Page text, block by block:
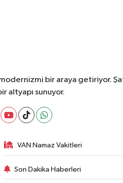
bir araya getiriyor.
altyapı sunuyor.
VAN Namaz Vakitleri
Son Dakika Haberleri